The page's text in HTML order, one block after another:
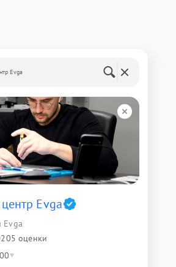
Evga
Evga
Evga
205 оценки